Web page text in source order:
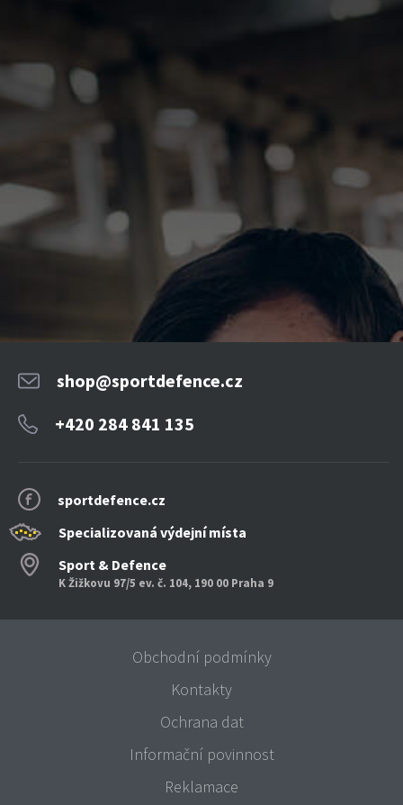
sportdefence.cz
Specializovaná výdejní místa
Sport & Defence
K Žižkovu 97/5 ev. č. 104, 190 00 Praha 9
shop@sportdefence.cz
+420 284 841 135
Obchodní podmínky
Kontakty
Ochrana dat
Informační povinnost
Reklamace